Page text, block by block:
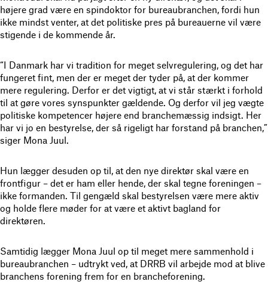
højere grad være en spindoktor for bureaubranchen, fordi hun
ikke mindst venter, at det politiske pres på bureauerne vil være
stigende i de kommende år.
“I Danmark har vi tradition for meget selvregulering, og det har
fungeret fint, men der er meget der tyder på, at der kommer
mere regulering. Derfor er det vigtigt, at vi står stærkt i forhold
til at gøre vores synspunkter gældende. Og derfor vil jeg vægte
politiske kompetencer højere end branchemæssig indsigt. Her
har vi jo en bestyrelse, der så rigeligt har forstand på branchen,”
siger Mona Juul.
Hun lægger desuden op til, at den nye direktør skal være en
frontfigur – det er ham eller hende, der skal tegne foreningen –
ikke formanden. Til gengæld skal bestyrelsen være mere aktiv
og holde flere møder for at være et aktivt bagland for
direktøren.
Samtidig lægger Mona Juul op til meget mere sammenhold i
bureaubranchen – udtrykt ved, at DRRB vil arbejde mod at blive
branchens forening frem for en brancheforening.